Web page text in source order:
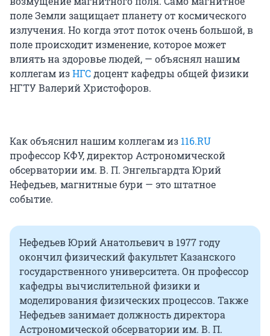
поле Земли защищает планету от космического
излучения. Но когда этот поток очень большой, в
поле происходит изменение, которое может
влиять на здоровье людей, — объяснял нашим
коллегам изНГСдоцент кафедры общей физики
НГТУ Валерий Христофоров.
Как объяснил нашим коллегам из 116.RU
профессор КФУ, директор Астрономической
обсерватории им. В. П. Энгельгардта Юрий
Нефедьев, магнитные бури — это штатное
событие.
Нефедьев Юрий Анатольевич в 1977 году
окончил физический факультет Казанского
государственного университета. Он профессор
кафедры вычислительной физики и
моделирования физических процессов. Также
Нефедьев занимает должность директора
Астрономической обсерватории им. В. П.